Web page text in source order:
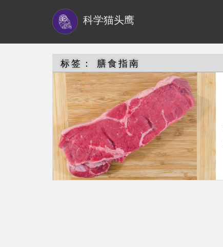
科学猫头鹰
标签： 膳食指南